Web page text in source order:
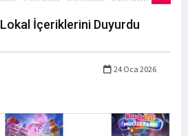
Lokal İçeriklerini Duyurdu
24 Oca 2026